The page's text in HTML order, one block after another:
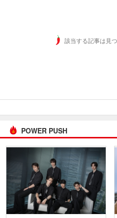
該当する記事は見
POWER PUSH